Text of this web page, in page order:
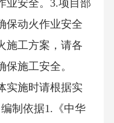
业安全。3.项目部
保动火作业安全
施工方案，请各
施工安全。
实施时请根据实
制依据1.《中华